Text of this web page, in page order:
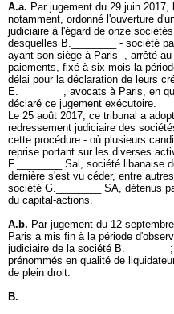
A.a. Par jugement du 29 juin
notamment, ordonné l'ouverture
judiciaire à l'égard de onze
desquelles B.________ - société
ayant son siège à Paris -, arrêté
paiements, fixé à six mois la
délai pour la déclaration de leurs
E.________, avocats à Paris, en
déclaré ce jugement exécutoire.
Le 25 août 2017, ce tribunal a
redressement judiciaire des
cette procédure - où plusieurs
reprise portant sur les diverses
F.________ Sal, société libanaise
dernière s'est vu céder, entre
société G.________ SA, détenus
du capital-actions.
A.b. Par jugement du 12
Paris a mis fin à la période
judiciaire de la société
prénommés en qualité de
de plein droit.
B.